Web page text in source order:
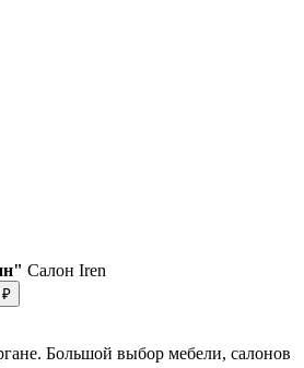
Салон Iren
₽
Большой выбор мебели, салонов